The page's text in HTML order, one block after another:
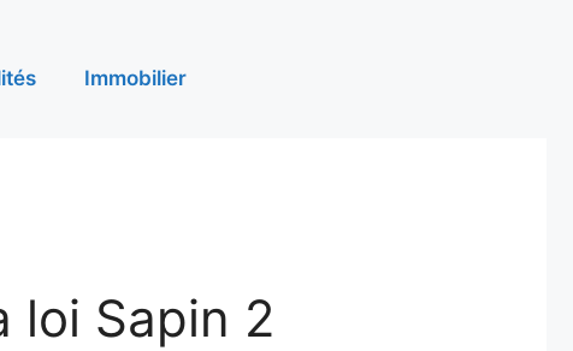
Immobilier
loi Sapin 2